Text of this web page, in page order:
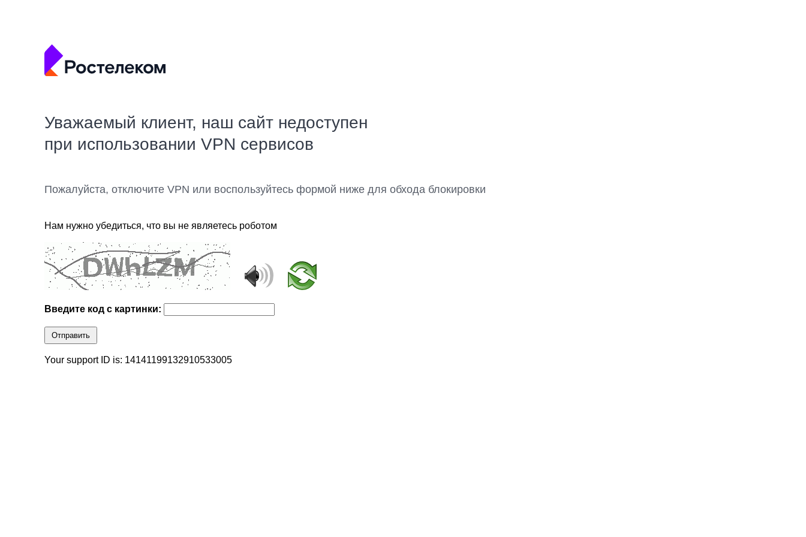
Уважаемый клиент, наш сайт недоступен
при использовании VPN сервисов
Пожалуйста, отключите VPN или воспользуйтесь формой ниже для обхода блокировки
Нам нужно убедиться, что вы не являетесь роботом
Введите код с картинки:
Отправить
Your support ID is: 14141199132910533005